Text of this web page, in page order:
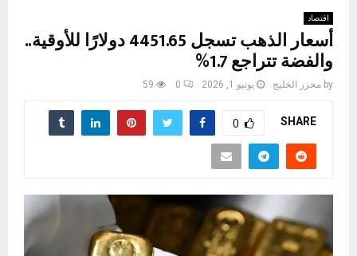
اقتصاد
أسعار الذهب تسجل 4451.65 دولارًا للأوقية..
والفضة تتراجع 1.7%
by محرر الخليج يونيو 1, 2026 0
59
SHARE
0